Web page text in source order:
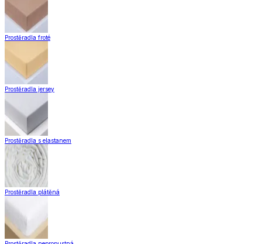
Prostěradla froté
Prostěradla jersey
Prostěradla s elastanem
Prostěradla plátěná